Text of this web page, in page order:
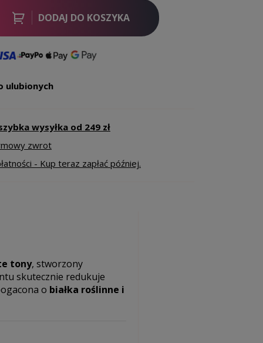
DODAJ DO KOSZYKA
ulubionych
wysyłka od 249 zł
zwrot
- Kup teraz zapłać później.
tony, stworzony
skutecznie redukuje
o białka roślinne i